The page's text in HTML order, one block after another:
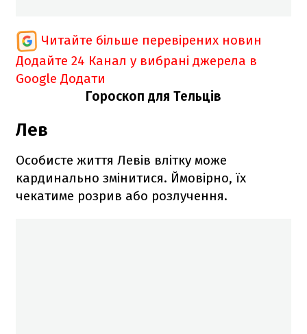
Читайте більше перевірених новин
Додайте 24 Канал у вибрані джерела в
Google Додати
Гороскоп для Тельців
Лев
Особисте життя Левів влітку може
кардинально змінитися. Ймовірно, їх
чекатиме розрив або розлучення.